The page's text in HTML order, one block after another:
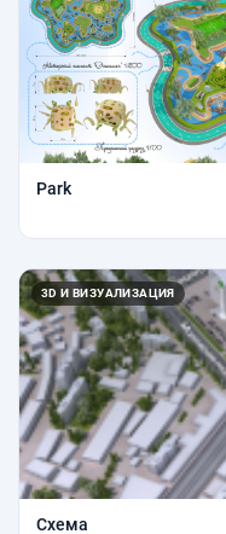
Park
3D И ВИЗУАЛИЗАЦИЯ
Схема